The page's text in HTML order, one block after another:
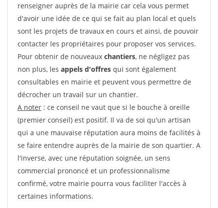
renseigner auprès de la mairie car cela vous permet
d'avoir une idée de ce qui se fait au plan local et quels
sont les projets de travaux en cours et ainsi, de pouvoir
contacter les propriétaires pour proposer vos services.
Pour obtenir de nouveaux chantiers, ne négligez pas
non plus, les appels d'offres qui sont également
consultables en mairie et peuvent vous permettre de
décrocher un travail sur un chantier.
A noter : ce conseil ne vaut que si le bouche à oreille
(premier conseil) est positif. Il va de soi qu'un artisan
qui a une mauvaise réputation aura moins de facilités à
se faire entendre auprès de la mairie de son quartier. A
l'inverse, avec une réputation soignée, un sens
commercial prononcé et un professionnalisme
confirmé, votre mairie pourra vous faciliter l'accès à
certaines informations.